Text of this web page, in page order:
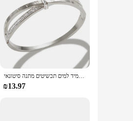
נירוסטה צלב קריסטל צמיד רומי ספרה צמיד לנשים עמיד למים תכשיטים מתנה סיטונאי
₪13.97